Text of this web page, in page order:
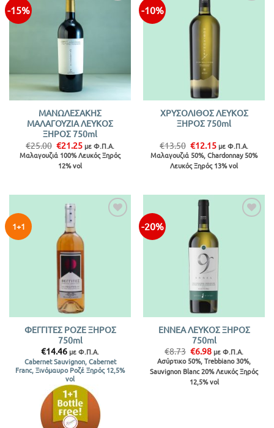
-15%
ΜΑΝΩΛΕΣΑΚΗΣ
ΜΑΛΑΓΟΥΖΙΑ ΛΕΥΚΟΣ
ΞΗΡΟΣ 750ml
€25.00 Original
price
was:
€25.00.
€21.25Η
τρέχουσα
τιμή
με Φ.Π.Α.
Μαλαγουζιά 100% Λευκός Ξηρός
12% vol
-10%
ΧΡΥΣΟΛΙΘΟΣ ΛΕΥΚΟΣ
ΞΗΡΟΣ 750ml
€13.50 Original
price
was:
€13.50.
€12.15Η
τρέχουσα
τιμή
είναι:
με Φ.Π.Α.
Μαλαγουζιά 50%, Chardonnay 50%
Λευκός Ξηρός 13% vol
1+1
ΦΕΓΓΙΤΕΣ ΡΟΖΕ ΞΗΡΟΣ
750ml
€14.46 με Φ.Π.Α.
Cabernet Sauvignon, Cabernet
Franc, Ξινόμαυρο Ροζέ Ξηρός 12,5%
vol
-20%
ΕΝΝΕΑ ΛΕΥΚΟΣ ΞΗΡΟΣ
750ml
€8.73 Original
price
was:
€8.73.
€6.98Η
τρέχουσα
τιμή
είναι:
€6.98.
με Φ.Π.Α.
Ασύρτικο 50%, Trebbiano 30%,
Sauvignon Blanc 20% Λευκός Ξηρός
12,5% vol